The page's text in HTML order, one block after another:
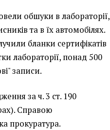
обшуки в лабораторії,
та в їх автомобілях.
бланки сертифікатів
лабораторії, понад 500
записи.
за ч. 3 ст. 190
Справою
прокуратура.